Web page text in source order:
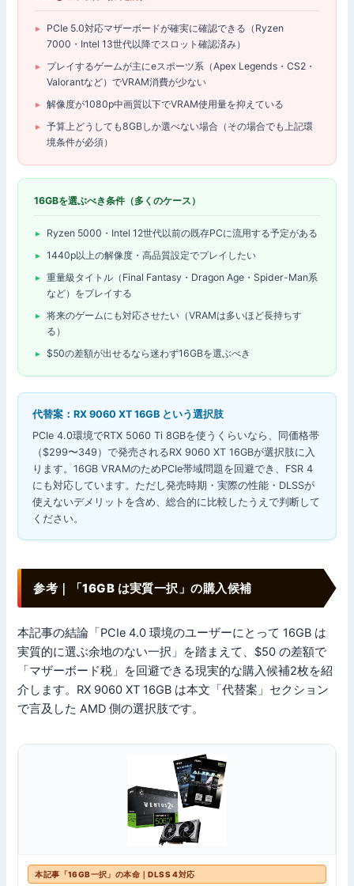
PCIe 5.0対応マザーボードが確実に確認できる（Ryzen
7000・Intel 13世代以降でスロット確認済み）
プレイするゲームが主にeスポーツ系（Apex Legends・CS2・
Valorantなど）でVRAM消費が少ない
解像度が1080p中画質以下でVRAM使用量を抑えている
予算上どうしても8GBしか選べない場合（その場合でも上記環
境条件が必須）
16GBを選ぶべき条件（多くのケース）
Ryzen 5000・Intel 12世代以前の既存PCに流用する予定がある
1440p以上の解像度・高品質設定でプレイしたい
重量級タイトル（Final Fantasy・Dragon Age・Spider-Man系
など）をプレイする
将来のゲームにも対応させたい（VRAMは多いほど長持ちす
る）
$50の差額が出せるなら迷わず16GBを選ぶべき
代替案：RX 9060 XT 16GB という選択肢
PCIe 4.0環境でRTX 5060 Ti 8GBを使うくらいなら、同価格帯
（$299〜349）で発売されるRX 9060 XT 16GBが選択肢に入
ります。16GB VRAMのためPCIe帯域問題を回避でき、FSR 4
にも対応しています。ただし発売時期・実際の性能・DLSSが
使えないデメリットを含め、総合的に比較したうえで判断して
ください。
参考｜「16GB は実質一択」の購入候補
本記事の結論「PCIe 4.0 環境のユーザーにとって 16GB は
実質的に選ぶ余地のない一択」を踏まえて、$50 の差額で
「マザーボード税」を回避できる現実的な購入候補2枚を紹
介します。RX 9060 XT 16GB は本文「代替案」セクション
で言及した AMD 側の選択肢です。
本記事「16GB一択」の本命｜DLSS 4対応